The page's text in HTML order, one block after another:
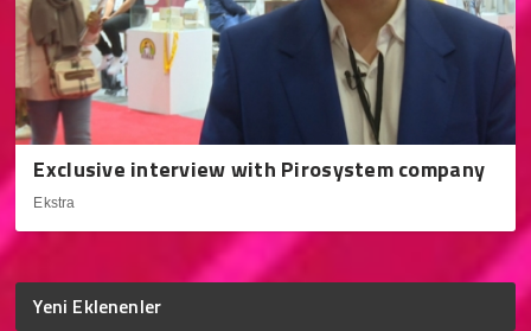
Exclusive interview with Pirosystem company
Ekstra
Yeni Eklenenler